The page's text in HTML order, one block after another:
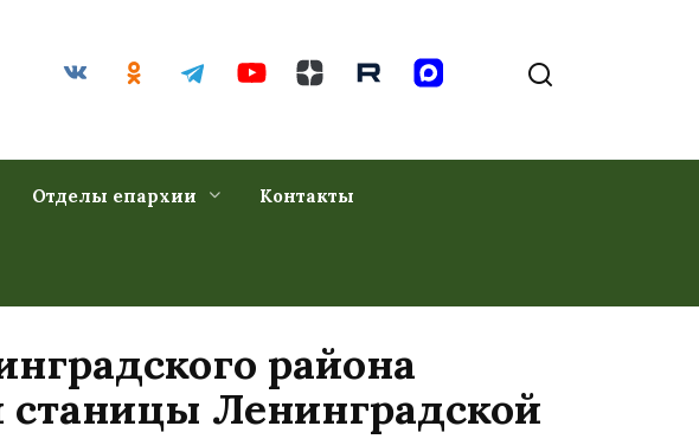
Отделы епархии Контакты
района
станицы Ленинградской